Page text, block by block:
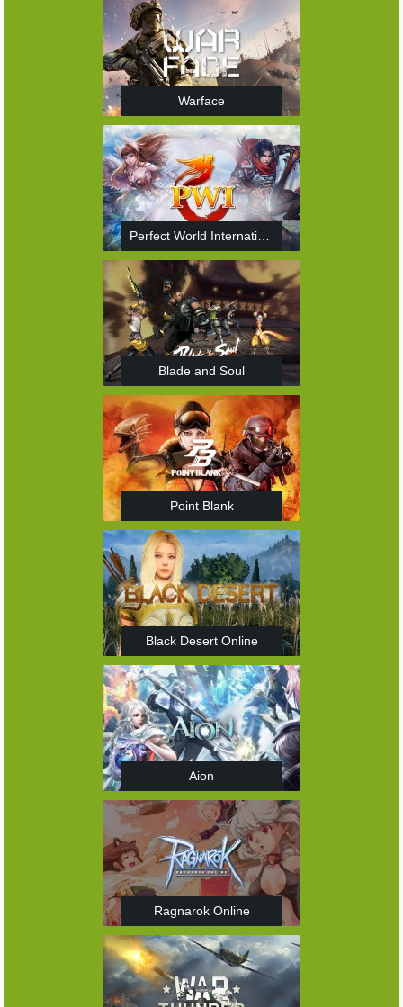
Warface
Perfect World International
Blade and Soul
Point Blank
Black Desert Online
Aion
Ragnarok Online